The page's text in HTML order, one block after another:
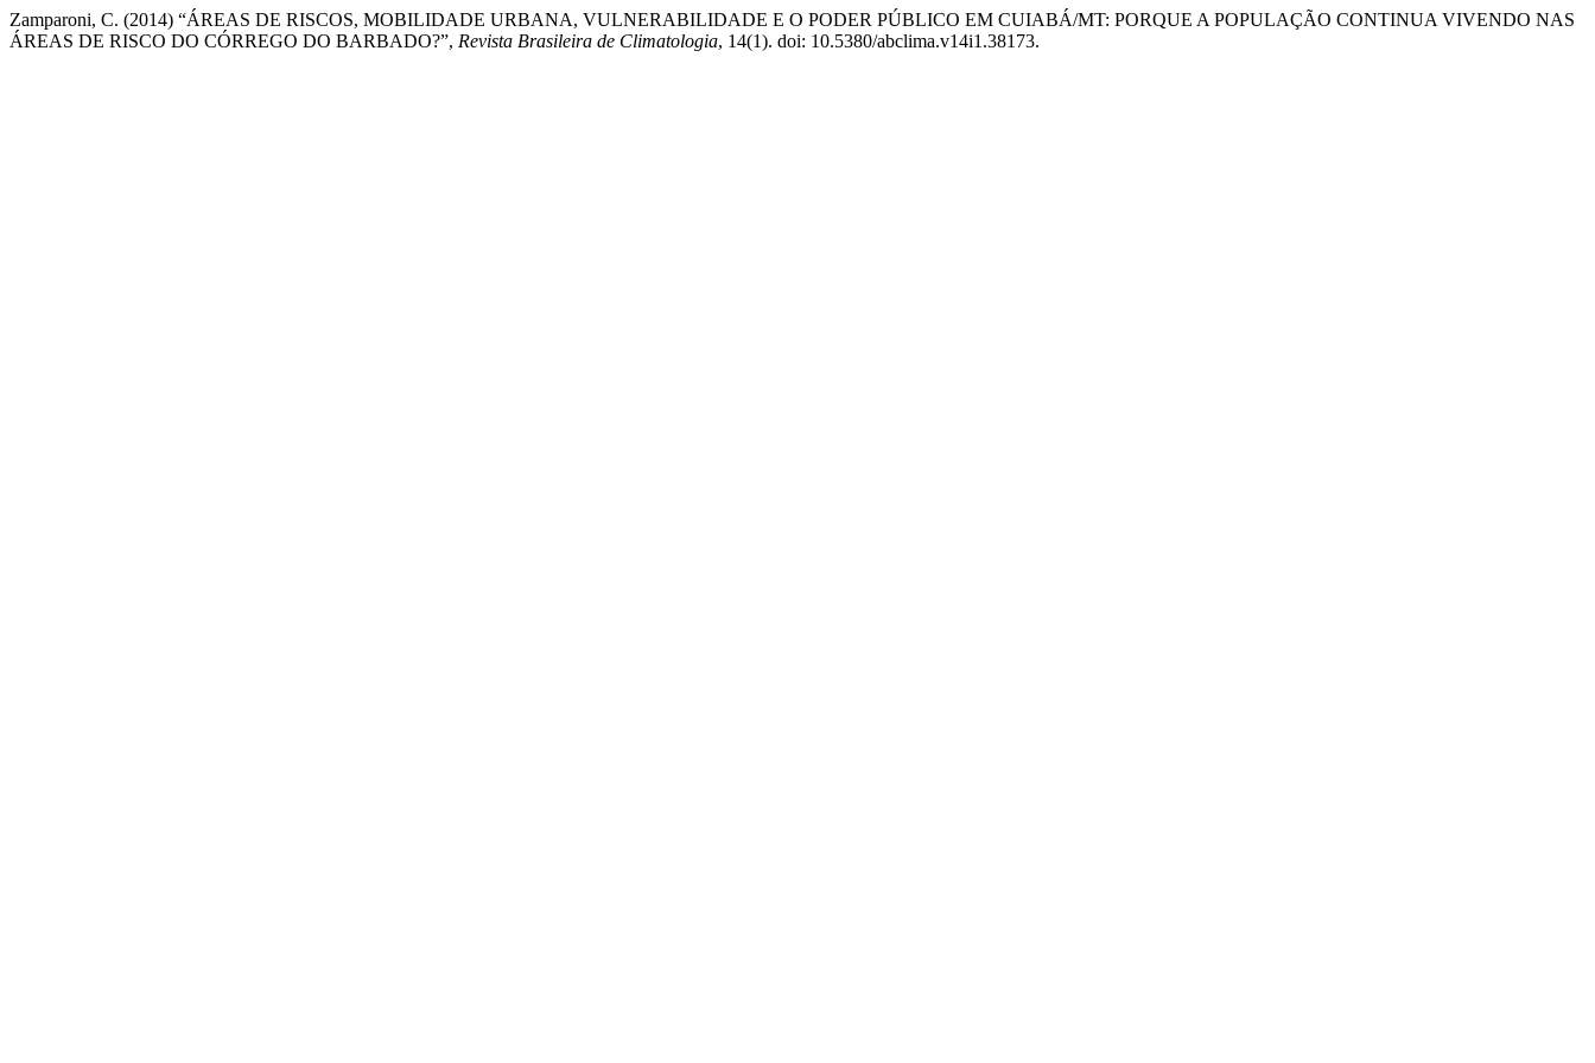
Zamparoni, C. (2014) “ÁREAS DE RISCOS, MOBILIDADE URBANA, VULNERABILIDADE E O PODER PÚBLICO EM CUIABÁ/MT: PORQUE A POPULAÇÃO CONTINUA VIVENDO NAS
ÁREAS DE RISCO DO CÓRREGO DO BARBADO?”, Revista Brasileira de Climatologia, 14(1). doi: 10.5380/abclima.v14i1.38173.